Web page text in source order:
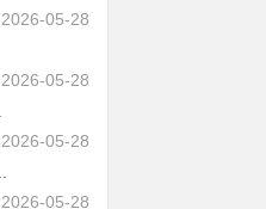
2026-05-28
2026-05-28
2026-05-28
2026-05-28